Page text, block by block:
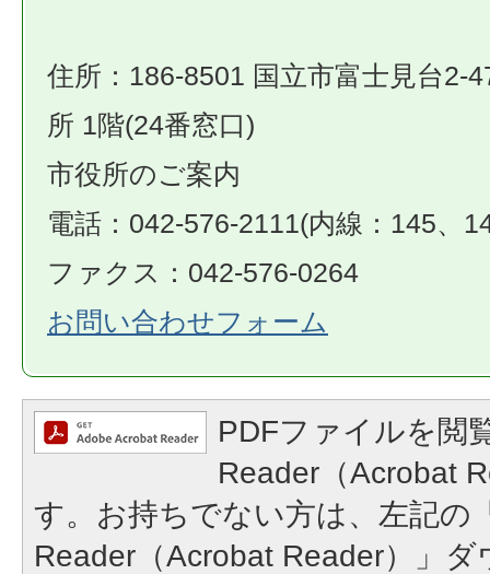
住所：186-8501 国立市富士見台2-
所 1階(24番窓口)
市役所のご案内
電話：042-576-2111(内線：145、
ファクス：042-576-0264
お問い合わせフォーム
PDFファイルを閲
Reader（Acrobat
す。お持ちでない方は、左記の
Reader（Acrobat Reader）」